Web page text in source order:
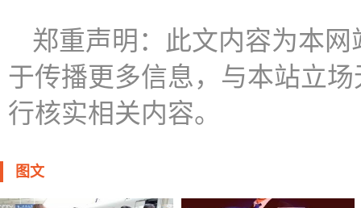
郑重声明：此文内容为本
于传播更多信息，与本站立
行核实相关内容。
图文